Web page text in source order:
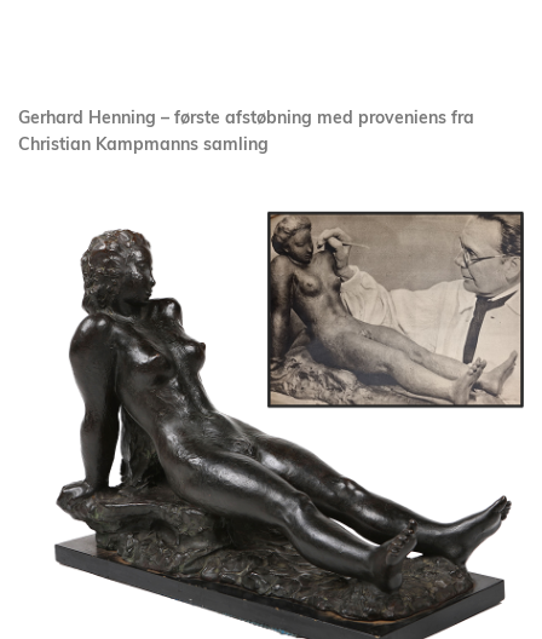
Gerhard Henning – første afstøbning med proveniens fra
Christian Kampmanns samling